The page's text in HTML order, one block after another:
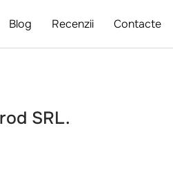
Blog Recenzii Contacte
SRL.